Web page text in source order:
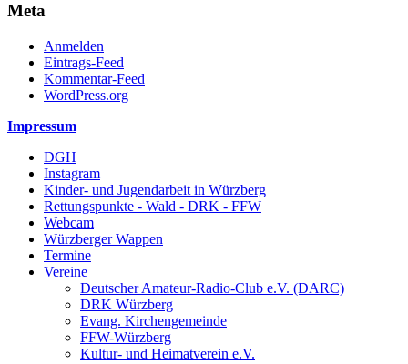
Meta
Anmelden
Eintrags-Feed
Kommentar-Feed
WordPress.org
Impressum
DGH
Instagram
Kinder- und Jugendarbeit in Würzberg
Rettungspunkte - Wald - DRK - FFW
Webcam
Würzberger Wappen
Termine
Vereine
Deutscher Amateur-Radio-Club e.V. (DARC)
DRK Würzberg
Evang. Kirchengemeinde
FFW-Würzberg
Kultur- und Heimatverein e.V.